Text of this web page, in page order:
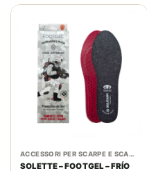
ACCESSORI PER SCARPE E SCARPONI
SOLETTE – FOOTGEL – FRÍO